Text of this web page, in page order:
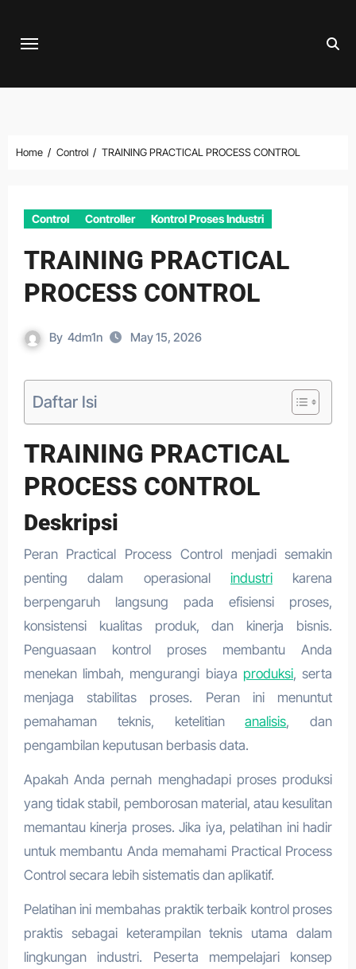
Home Control TRAINING PRACTICAL PROCESS CONTROL
Control Controller Kontrol Proses Industri
TRAINING PRACTICAL
PROCESS CONTROL
By 4dm1n May 15, 2026
Daftar Isi
TRAINING PRACTICAL
PROCESS CONTROL
Deskripsi
Peran Practical Process Control menjadi semakin
penting dalam operasional industrikarena
berpengaruh langsung pada efisiensi proses,
konsistensi kualitas produk, dan kinerja bisnis.
Penguasaan kontrol proses membantu Anda
menekan limbah, mengurangi biaya produksi, serta
menjaga stabilitas proses. Peran ini menuntut
pemahaman teknis, ketelitiananalisis, dan
pengambilan keputusan berbasis data.
Apakah Anda pernah menghadapi proses produksi
yang tidak stabil, pemborosan material, atau kesulitan
memantau kinerja proses. Jika iya, pelatihan ini hadir
untuk membantu Anda memahami Practical Process
Control secara lebih sistematis dan aplikatif.
Pelatihan ini membahas praktik terbaik kontrol proses
praktis sebagai keterampilan teknis utama dalam
lingkungan industri. Peserta mempelajari konsep